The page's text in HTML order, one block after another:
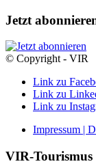
Jetzt
© Copyright - VIR
Link zu
Link zu
Link zu
Impressum |
VIR-Tourismus